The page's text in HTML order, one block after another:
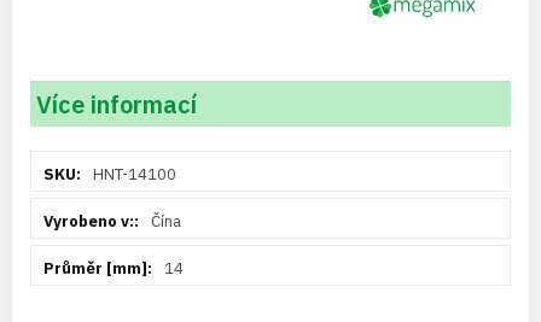
Více informací
informacíHNT-14100
Čína
14